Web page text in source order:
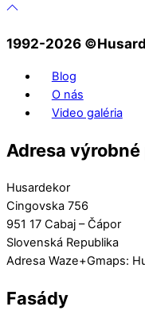
1992-2026
Blog
O nás
Video galéria
Adresa
Husardekor
Cingovska 756
951 17 Cabaj – Čápor
Slovenská Republika
Adresa Waze+Gmaps:
Fasády